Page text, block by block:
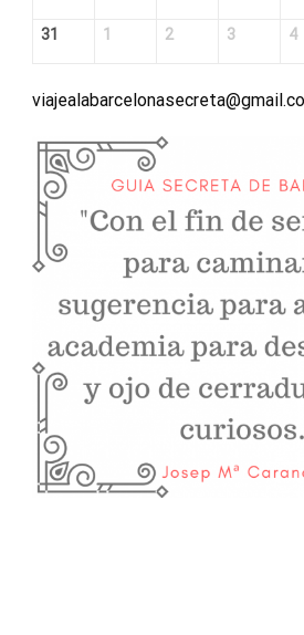
31 1 2 3 4